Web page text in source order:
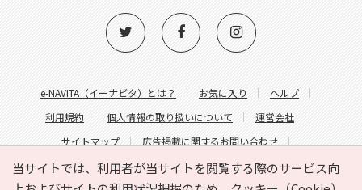
当サイトでは、利用者が当サイトを閲覧する際のサービス向
e-NAVITA（イーナビタ）とは？ お気に入り
ヘルプ
利用規約
個人情報の取り扱いについて
運営会社
サイトマップ
広告掲載に関するお問い合わせ
サイトの内容に関するお問い合わせ